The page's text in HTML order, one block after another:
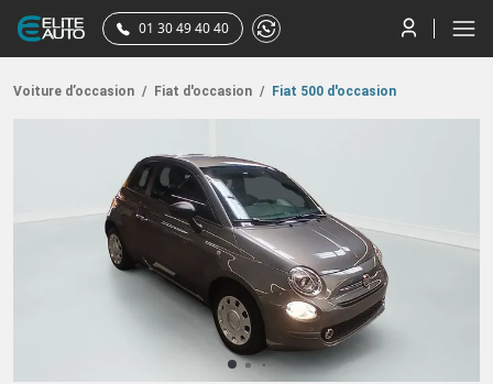
01 30 49 40 40
Voiture d’occasion / Fiat d'occasion / Fiat 500 d'occasion